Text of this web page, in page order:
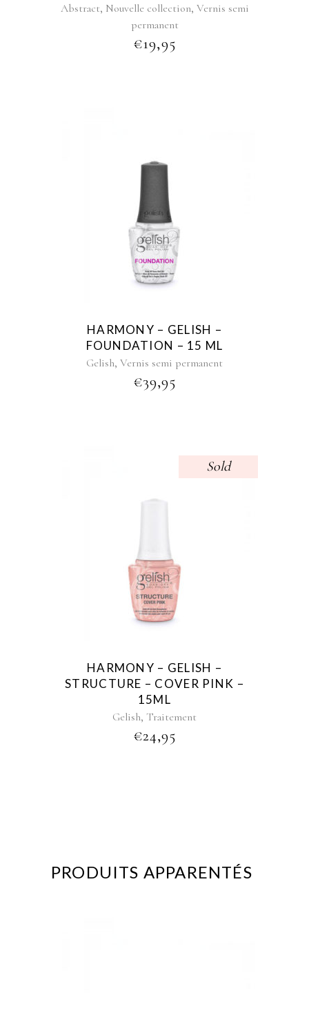
Abstract, Nouvelle collection, Vernis semi
permanent
€19,95
HARMONY – GELISH –
FOUNDATION – 15 ML
Gelish, Vernis semi permanent
€39,95
Sold
HARMONY – GELISH –
STRUCTURE – COVER PINK –
15ML
Gelish, Traitement
€24,95
PRODUITS APPARENTÉS